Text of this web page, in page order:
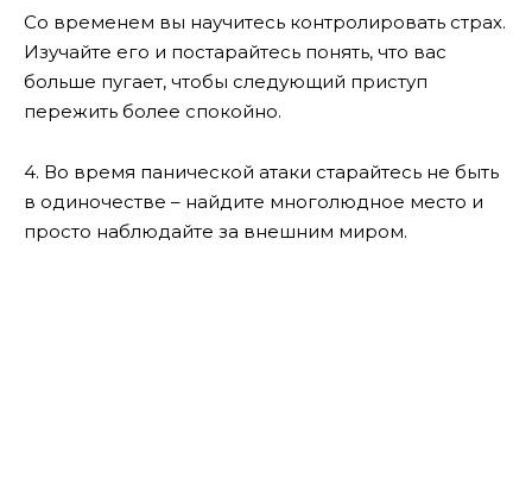
Со временем вы научитесь контролировать страх.
Изучайте его и постарайтесь понять, что вас
больше пугает, чтобы следующий приступ
пережить более спокойно.
4. Во время панической атаки старайтесь не быть
в одиночестве – найдите многолюдное место и
просто наблюдайте за внешним миром.